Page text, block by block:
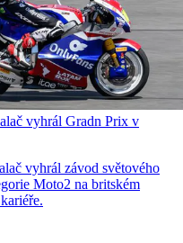
vyhrál Gradn Prix v
vyhrál závod světového
Moto2 na britském